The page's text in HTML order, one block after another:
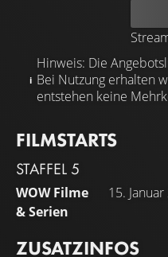
Hinweis: Die
Bei Nutzung erhalten
entstehen keine
FILMSTARTS
STAFFEL 5
WOW Filme
& Serien
15.
ZUSATZINFOS